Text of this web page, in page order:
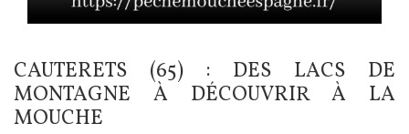
CAUTERETS (65) : DES LACS DE
MONTAGNE À DÉCOUVRIR À LA
MOUCHE